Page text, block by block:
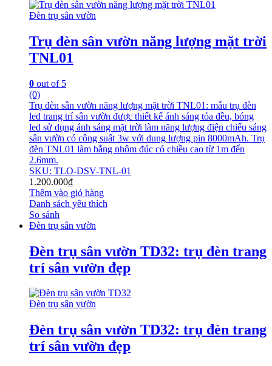
Đèn trụ sân vườn
Trụ đèn sân vườn năng lượng mặt trời
TNL01
0 out of 5
(0)
Trụ đèn sân vườn năng lượng mặt trời TNL01: mẫu trụ đèn
led trang trí sân vườn được thiết kế ánh sáng tỏa đều, bóng
led sử dụng ánh sáng mặt trời làm năng lượng điện chiếu sáng
sân vườn có công suất 3w với dung lượng pin 8000mAh. Trụ
đèn TNL01 làm bằng nhôm đúc có chiều cao từ 1m đến
2.6mm.
SKU: TLO-DSV-TNL-01
1.200.000₫
Thêm vào giỏ hàng
Danh sách yêu thích
So sánh
Đèn trụ sân vườn
Đèn trụ sân vườn TD32: trụ đèn trang
trí sân vườn đẹp
Đèn trụ sân vườn
Đèn trụ sân vườn TD32: trụ đèn trang
trí sân vườn đẹp